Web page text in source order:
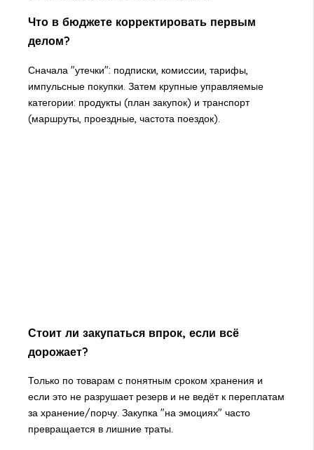
Что в бюджете корректировать первым
делом?
Сначала "утечки": подписки, комиссии, тарифы,
импульсные покупки. Затем крупные управляемые
категории: продукты (план закупок) и транспорт
(маршруты, проездные, частота поездок).
Стоит ли закупаться впрок, если всё
дорожает?
Только по товарам с понятным сроком хранения и
если это не разрушает резерв и не ведёт к переплатам
за хранение/порчу. Закупка "на эмоциях" часто
превращается в лишние траты.